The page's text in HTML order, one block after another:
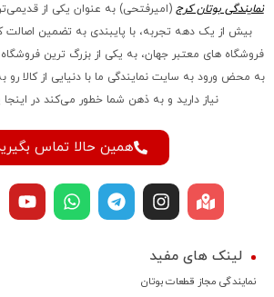
نمایندگی بوتان کرج (امیرفتحی) به عنوان یکی از
بیش از یک دهه تجربه، با پایبندی به تضمین اصالت
فروشگاه‌ های معتبر جهان، به یکی از بزرگ‌ ترین فروشگاه
به محض ورود به سایت نمایندگی ما با دنیایی از کالا
نیاز دارید و به ذهن شما خطور می‌کند در اینجا
همین حالا تماس
لینک های مفید
نمایندگی مجاز قطعات بوتان